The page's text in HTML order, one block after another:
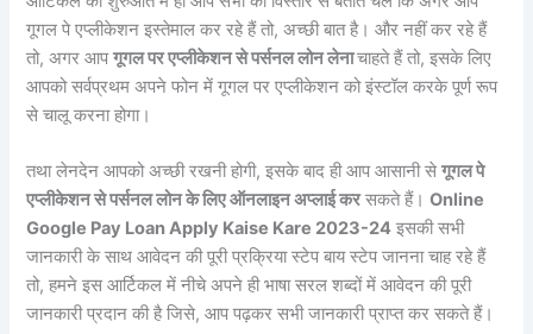
गूगल पे एप्लीकेशन इस्तेमाल कर रहे हैं तो, अच्छी बात है। और नहीं कर रहे हैं
तो, अगर आपगूगल पर एप्लीकेशन से पर्सनल लोन लेनाचाहते हैं तो, इसके लिए
आपको सर्वप्रथम अपने फोन में गूगल पर एप्लीकेशन को इंस्टॉल करके पूर्ण रूप
से चालू करना होगा।
तथा लेनदेन आपको अच्छी रखनी होगी, इसके बाद ही आप आसानी सेगूगल पे
एप्लीकेशन से पर्सनल लोन के लिए ऑनलाइन अप्लाई करसकते हैं।Online
Google Pay Loan Apply Kaise Kare 2023-24 इसकी सभी
जानकारी के साथ आवेदन की पूरी प्रक्रिया स्टेप बाय स्टेप जानना चाह रहे हैं
तो, हमने इस आर्टिकल में नीचे अपने ही भाषा सरल शब्दों में आवेदन की पूरी
जानकारी प्रदान की है जिसे, आप पढ़कर सभी जानकारी प्राप्त कर सकते हैं।